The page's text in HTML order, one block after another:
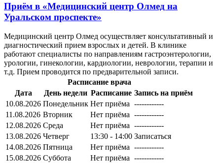
Приём в «Медицинский центр Олмед на
Уральском проспекте»
Медицинский центр Олмед осуществляет консультативный и
диагностический прием взрослых и детей. В клинике
работают специалисты по направлениям гастроэнтерологии,
урологии, гинекологии, кардиологии, неврологии, терапии и
т.д. Прием проводится по предварительной записи.
Расписание врача
Дата
День недели Расписание Запись на приём
10.08.2026 Понедельник Нет приёма ------------
11.08.2026 Вторник Нет приёма ------------
12.08.2026 Среда Нет приёма ------------
13.08.2026 Четверг 13:30 - 14:00 Записаться
14.08.2026 Пятница Нет приёма ------------
15.08.2026 Суббота Нет приёма ------------